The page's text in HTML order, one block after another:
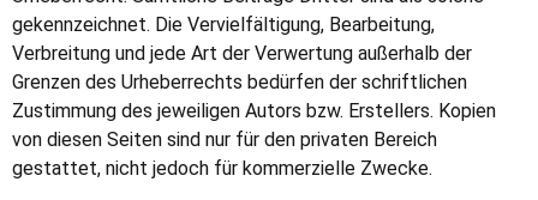
gekennzeichnet. Die Vervielfältigung, Bearbeitung,
Verbreitung und jede Art der Verwertung außerhalb der
Grenzen des Urheberrechts bedürfen der schriftlichen
Zustimmung des jeweiligen Autors bzw. Erstellers. Kopien
von diesen Seiten sind nur für den privaten Bereich
gestattet, nicht jedoch für kommerzielle Zwecke.